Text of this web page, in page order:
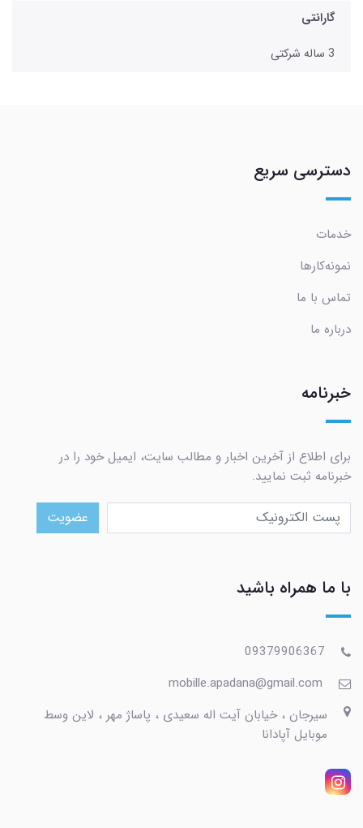
گارانتی
3 ساله شرکتی
دسترسی سریع
خدمات
نمونه‌کارها
تماس با ما
درباره ما
خبرنامه
برای اطلاع از آخرین اخبار و مطالب سایت، ایمیل خود را در
خبرنامه ثبت نمایید.
عضویت
با ما همراه باشید
09379906367
mobille.apadana@gmail.com
سیرجان ، خیابان آیت اله سعیدی ، پاساژ مهر ، لاین وسط
موبایل آپادانا